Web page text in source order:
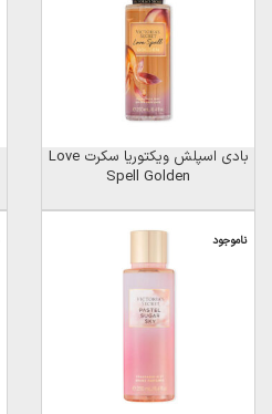
بادی اسپلش ویکتوریا سکرت Love
Spell Golden
ناموجود